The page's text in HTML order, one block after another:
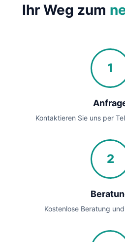
Ihr Weg zum
1
Kontaktieren Sie uns per
2
Kostenlose Beratung